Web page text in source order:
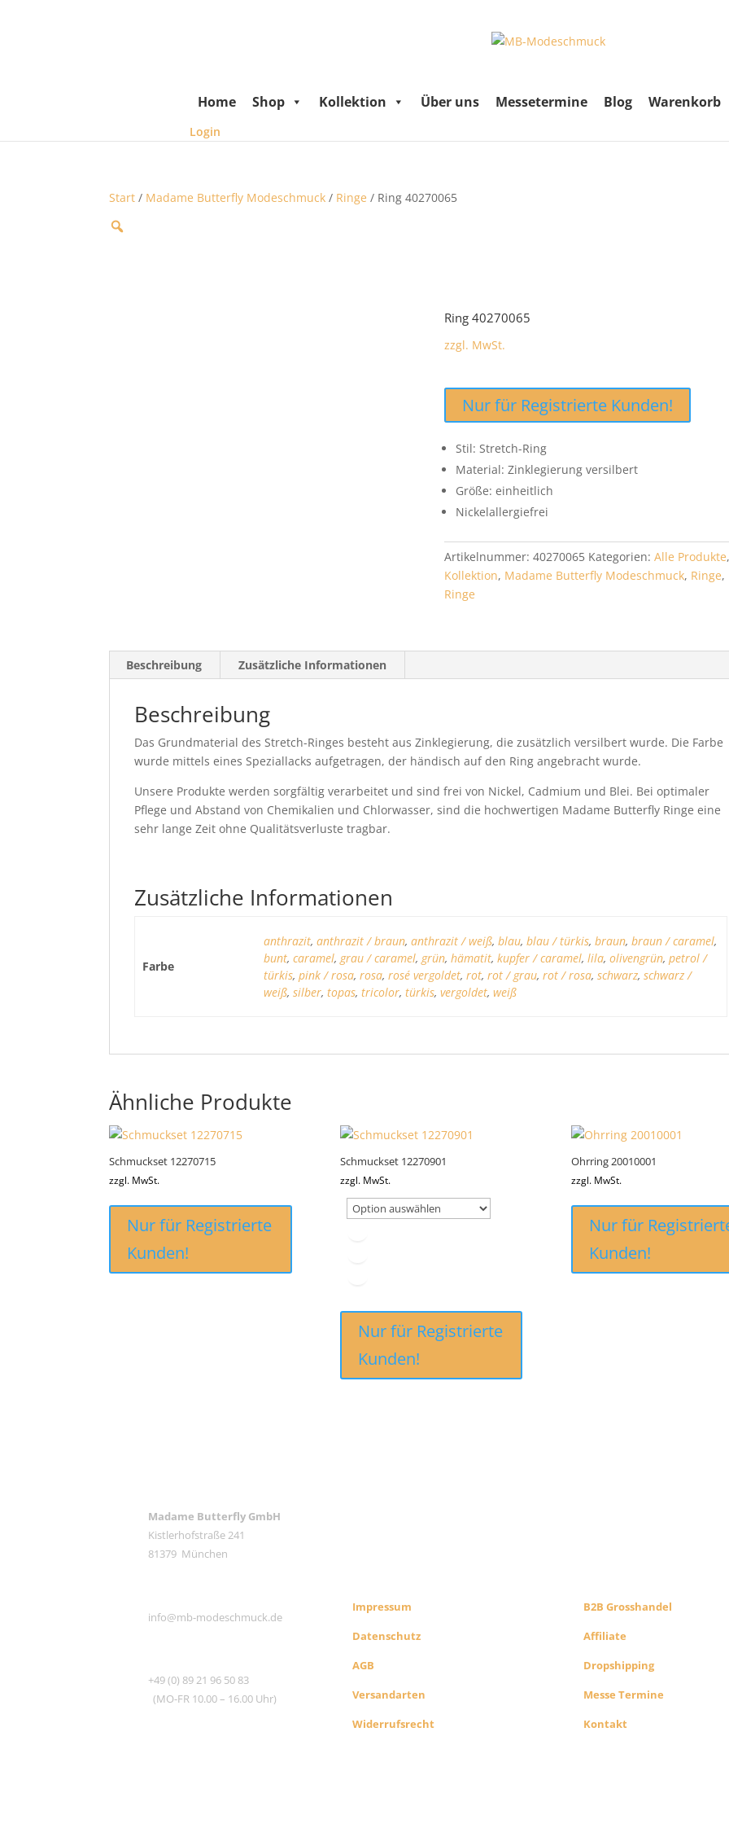
Home Shop Kollektion Über uns Messetermine Blog Warenkorb
Login
Start / Madame Butterfly Modeschmuck / Ringe / Ring 40270065
Ring 40270065
zzgl. MwSt.
Nur für Registrierte Kunden!
Stil: Stretch-Ring
Material: Zinklegierung versilbert
Größe: einheitlich
Nickelallergiefrei
Artikelnummer:40270065 Kategorien:Alle Produkte
Kollektion, Madame Butterfly Modeschmuck, Ringe,
Ringe
Beschreibung Zusätzliche Informationen
Beschreibung
Das Grundmaterial des Stretch-Ringes besteht aus Zinklegierung, die zusätzlich versilbert wurde. Die Farbe
wurde mittels eines Speziallacks aufgetragen, der händisch auf den Ring angebracht wurde.
Unsere Produkte werden sorgfältig verarbeitet und sind frei von Nickel, Cadmium und Blei. Bei optimaler
Pflege und Abstand von Chemikalien und Chlorwasser, sind die hochwertigen Madame Butterfly Ringe eine
sehr lange Zeit ohne Qualitätsverluste tragbar.
Zusätzliche Informationen
Farbe
anthrazit, anthrazit / braun, anthrazit / weiß, blau, blau / türkis, braun, braun / caramel,
bunt, caramel, grau / caramel, grün, hämatit, kupfer / caramel, lila, olivengrün, petrol /
türkis, pink / rosa, rosa, rosé vergoldet, rot, rot / grau, rot / rosa, schwarz, schwarz /
weiß, silber, topas, tricolor, türkis, vergoldet, weiß
Ähnliche Produkte
Schmuckset 12270715
zzgl. MwSt.
Nur für Registrierte
Kunden!
Schmuckset 12270901
zzgl. MwSt.
Nur für Registrierte
Kunden!
Ohrring 20010001
zzgl. MwSt.
Nur für
Kunden!
Madame Butterfly GmbH
Kistlerhofstraße 241
81379 München
info@mb-modeschmuck.de
+49 (0) 89 21 96 50 83
(MO-FR 10.00 – 16.00 Uhr)
Impressum
Datenschutz
AGB
Versandarten
Widerrufsrecht
B2B Grosshandel
Affiliate
Dropshipping
Messe Termine
Kontakt